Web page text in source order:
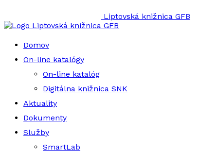
Liptovská knižnica GFB
Liptovská knižnica GFB
Domov
On-line katalógy
On-line katalóg
Digitálna knižnica SNK
Aktuality
Dokumenty
Služby
SmartLab